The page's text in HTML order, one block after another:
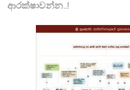
ආරක්ෂාවන්න..!